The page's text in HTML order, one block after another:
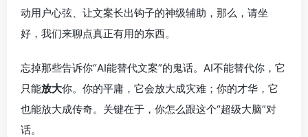
动用户心弦、让文案长出钩子的神级辅助，那么，请坐
好，我们来聊点真正有用的东西。
忘掉那些告诉你“AI能替代文案”的鬼话。AI不能替代你，它
只能放大你。你的平庸，它会放大成灾难；你的才华，它
也能放大成传奇。关键在于，你怎么跟这个“超级大脑”对
话。